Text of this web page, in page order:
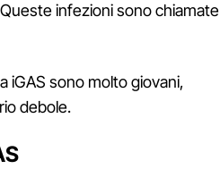
infezioni sono chiamate
iGAS sono molto giovani,
debole.